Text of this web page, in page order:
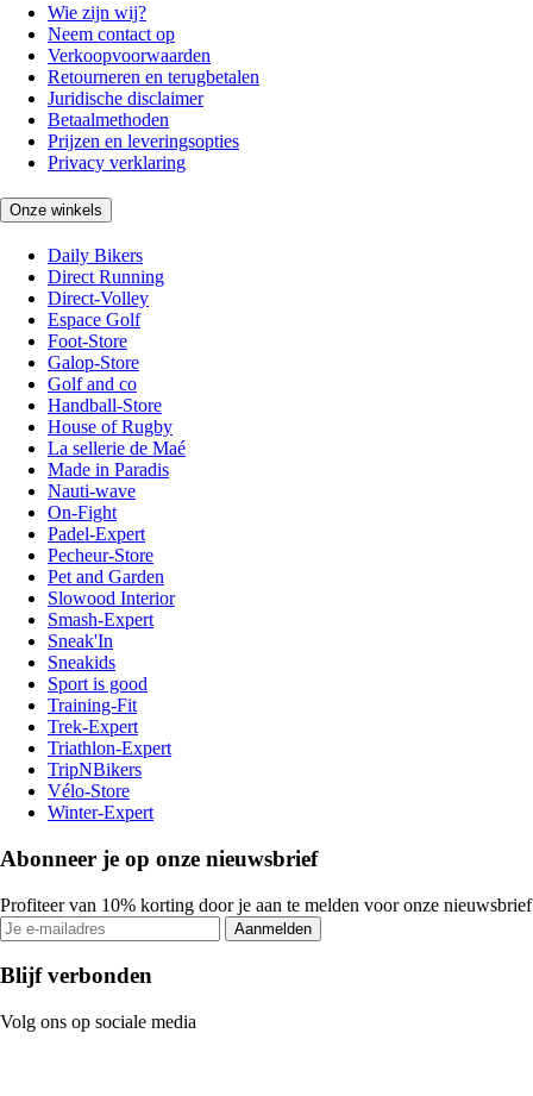
Wie zijn wij?
Neem contact op
Verkoopvoorwaarden
Retourneren en terugbetalen
Juridische disclaimer
Betaalmethoden
Prijzen en leveringsopties
Privacy verklaring
Onze winkels
Daily Bikers
Direct Running
Direct-Volley
Espace Golf
Foot-Store
Galop-Store
Golf and co
Handball-Store
House of Rugby
La sellerie de Maé
Made in Paradis
Nauti-wave
On-Fight
Padel-Expert
Pecheur-Store
Pet and Garden
Slowood Interior
Smash-Expert
Sneak'In
Sneakids
Sport is good
Training-Fit
Trek-Expert
Triathlon-Expert
TripNBikers
Vélo-Store
Winter-Expert
Abonneer je op onze nieuwsbrief
Profiteer van 10% korting door je aan te melden voor onze nieuwsbrief
Aanmelden
Blijf verbonden
Volg ons op sociale media